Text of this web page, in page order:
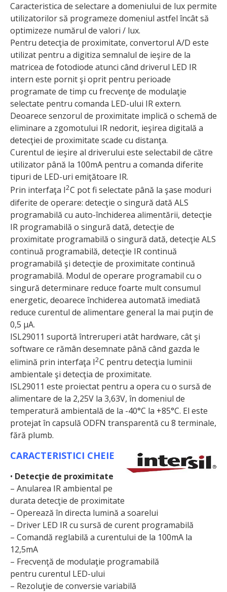
Caracteristica de selectare a domeniului de lux permite
utilizatorilor să programeze domeniul astfel încât să
optimizeze numărul de valori / lux.
Pentru detecţia de proximitate, convertorul A/D este
utilizat pentru a digitiza semnalul de ieşire de la
matricea de fotodiode atunci când driverul LED IR
intern este pornit şi oprit pentru perioade
programate de timp cu frecvenţe de modulaţie
selectate pentru comanda LED-ului IR extern.
Deoarece senzorul de proximitate implică o schemă de
elimi­nare a zgomotului IR nedorit, ieşirea digitală a
detecţiei de proximitate scade cu distanţa.
Curentul de ieşire al driverului este selectabil de către
utilizator până la 100mA pentru a comanda diferite
tipuri de LED-uri emiţătoare IR.
Prin interfaţa I2C pot fi selectate până la şase mo­duri
diferite de operare: detecţie o singură dată ALS
programabilă cu auto-închiderea alimentării, detecţie
IR programabilă o singură dată, detecţie de
proximitate programabilă o singură dată, detecţie ALS
continuă programabilă, detecţie IR continuă
programabilă şi detecţie de proximitate continuă
programabilă. Modul de operare programabil cu o
singură determinare reduce foarte mult consumul
energetic, deoarece închiderea automată imediată
reduce curentul de alimentare general la mai puţin de
0,5 µA.
ISL29011 suportă întreruperi atât hardware, cât şi
software ce rămân desemnate până când gazda le
elimină prin interfaţa I2C pentru detecţia luminii
ambientale şi detecţia de proximitate.
ISL29011 este proiectat pentru a opera cu o sursă de
alimentare de la 2,25V la 3,63V, în domeniul de
temperatură ambientală de la -40°C la +85°C. El este
protejat în capsulă ODFN transparentă cu 8 terminale,
fără plumb.
CARACTERISTICI CHEIE
• Detecţie de proximitate
– Anularea IR ambiental pe
durata detecţie de proximitate
– Operează în directa lumină a soarelui
– Driver LED IR cu sursă de curent programabilă
– Comandă reglabilă a curentului de la 100mA la
12,5mA
– Frecvenţă de modulaţie programabilă
pentru curentul LED-ului
– Rezoluţie de conversie variabilă